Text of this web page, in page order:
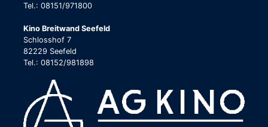
Tel.: 08151/971800
Kino Breitwand Seefeld
Schlosshof 7
82229 Seefeld
Tel.: 08152/981898